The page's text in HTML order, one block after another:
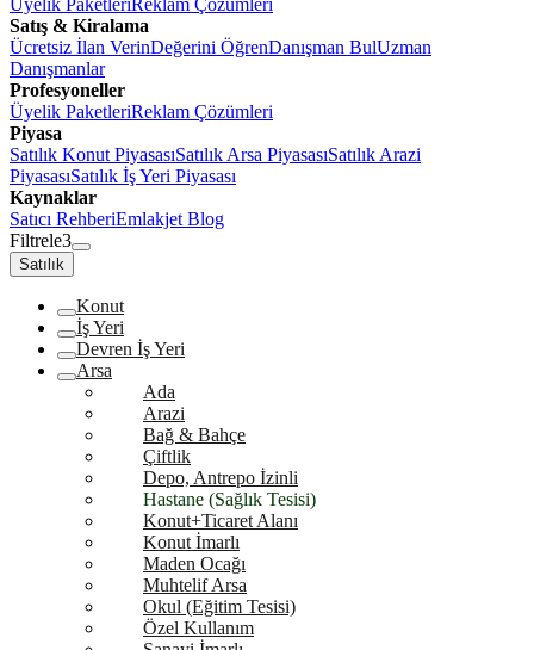
Üyelik PaketleriReklam Çözümleri
Satış & Kiralama
Ücretsiz İlan VerinDeğerini ÖğrenDanışman BulUzman
Danışmanlar
Profesyoneller
Üyelik PaketleriReklam Çözümleri
Piyasa
Satılık Konut PiyasasıSatılık Arsa PiyasasıSatılık Arazi
PiyasasıSatılık İş Yeri Piyasası
Kaynaklar
Satıcı RehberiEmlakjet Blog
Filtrele3
Satılık
Konut
İş Yeri
Devren İş Yeri
Arsa
Ada
Arazi
Bağ & Bahçe
Çiftlik
Depo, Antrepo İzinli
Hastane (Sağlık Tesisi)
Konut+Ticaret Alanı
Konut İmarlı
Maden Ocağı
Muhtelif Arsa
Okul (Eğitim Tesisi)
Özel Kullanım